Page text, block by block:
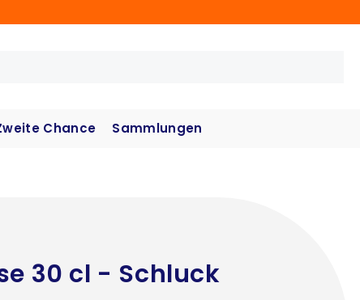
Chance Sammlungen
30 cl - Schluck